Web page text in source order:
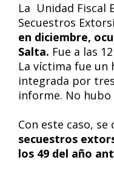
La Unidad Fiscal
Secuestros
en diciembre,
Salta. Fue a las
La víctima fue un
integrada por
informe. No hubo
Con este caso,
secuestros
los 49 del año